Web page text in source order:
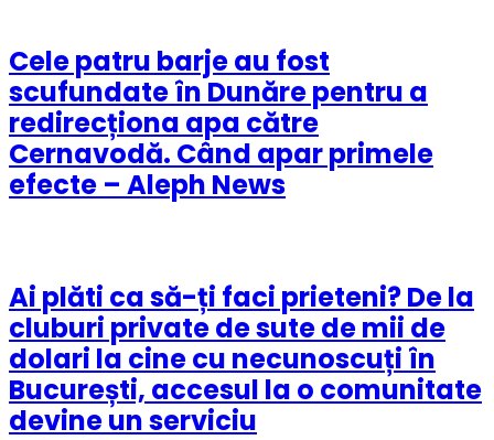
Cele patru barje au fost
scufundate în Dunăre pentru a
redirecționa apa către
Cernavodă. Când apar primele
efecte – Aleph News
Ai plăti ca să-ți faci prieteni? De la
cluburi private de sute de mii de
dolari la cine cu necunoscuți în
București, accesul la o comunitate
devine un serviciu